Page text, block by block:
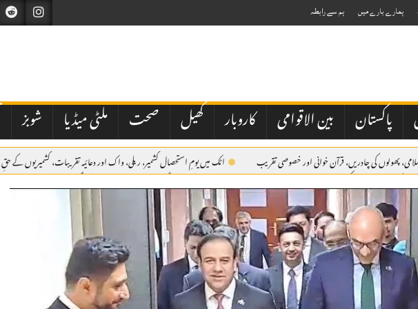
ہمارے بارے میں ہم سے رابطہ
پاکستان بین الاقوامی کاروبار کھیل صحت ملٹی میڈیا شوبز
پھولوں کی چادریں، قرآن خوانی اور خصوصی تقریب اٹک میں یومِ استحصال کشمیر، ریلی، واک اور دعائیہ تقریبات، کشمیریوں کے
گے، یومِ استحصال کشمیر کانفرنس میں مقررین کا عزم اے بی این کی مبینہ سگریٹ مافیا اسٹوری پر طلب کی گئی میٹنگ منسوخ